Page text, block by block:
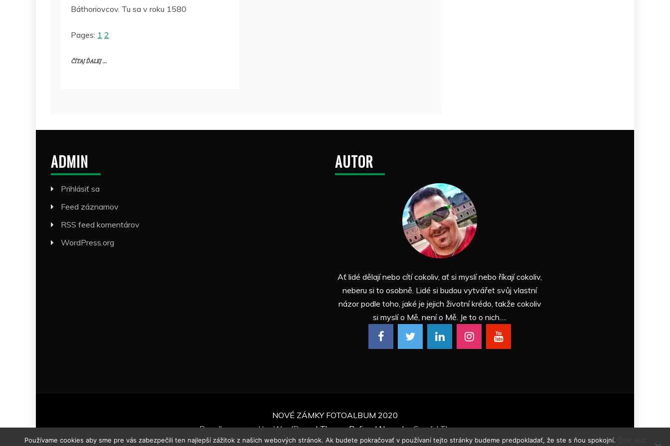
Báthoriovcov. Tu sa v roku 1580
Pages: 1 2
ČÍTAJ ĎALEJ ...
ADMIN
Prihlásiť sa
Feed záznamov
RSS feed komentárov
WordPress.org
AUTOR
Ať lidé dělají nebo cítí cokoliv, ať si myslí nebo říkají cokoliv,
neberu si to osobně. Lidé si budou vytvářet svůj vlastní
názor podle toho, jaké je jejich životní krédo, takže cokoliv
si myslí o Mě, není o Mě. Je to o nich….
NOVÉ ZÁMKY FOTOALBUM 2020
Proudly powered by WordPress|Theme: Refined News byCandid Themes.
Používame cookies aby sme pre vás zabezpečili ten najlepší zážitok z našich webových stránok. Ak budete pokračovať v používaní tejto stránky budeme predpokladať, že ste s ňou spokojní.